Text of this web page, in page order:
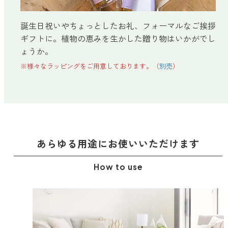
誕生日祝いやちょっとしたお礼、フォーマルなご挨拶
ギフトに。植物の恵みを生かした贈り物はいかがでし
ょうか。
※様々なラッピングをご用意しております。（別売）
あらゆる用途に お使いいただけます
How to use